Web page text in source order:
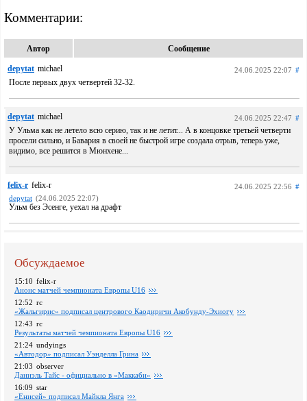
Комментарии:
Автор Сообщение
depytat michael 24.06.2025 22:07 #
После первых двух четвертей 32-32.
depytat michael 24.06.2025 22:47 #
У Ульма как не летело всю серию, так и не летит... А в концовке третьей четверти
просели сильно, и Бавария в своей не быстрой игре создала отрыв, теперь уже,
видимо, все решится в Мюнхене...
felix-r felix-r 24.06.2025 22:56 #
depytat (24.06.2025 22:07)
Ульм без Эсенге, уехал на драфт
Обсуждаемое
15:10 felix-r
Анонс матчей чемпионата Европы U16
12:52 rc
«Жальгирис» подписал центрового Каодиричи Акобунду-Эхиогу
12:43 rc
Pезультаты матчей чемпионата Европы U16
21:24 undyings
«Автодор» подписал Уэнделла Грина
21:03 observer
Даниэль Тайс - официально в «Маккаби»
16:09 star
«Енисей» подписал Майкла Янга